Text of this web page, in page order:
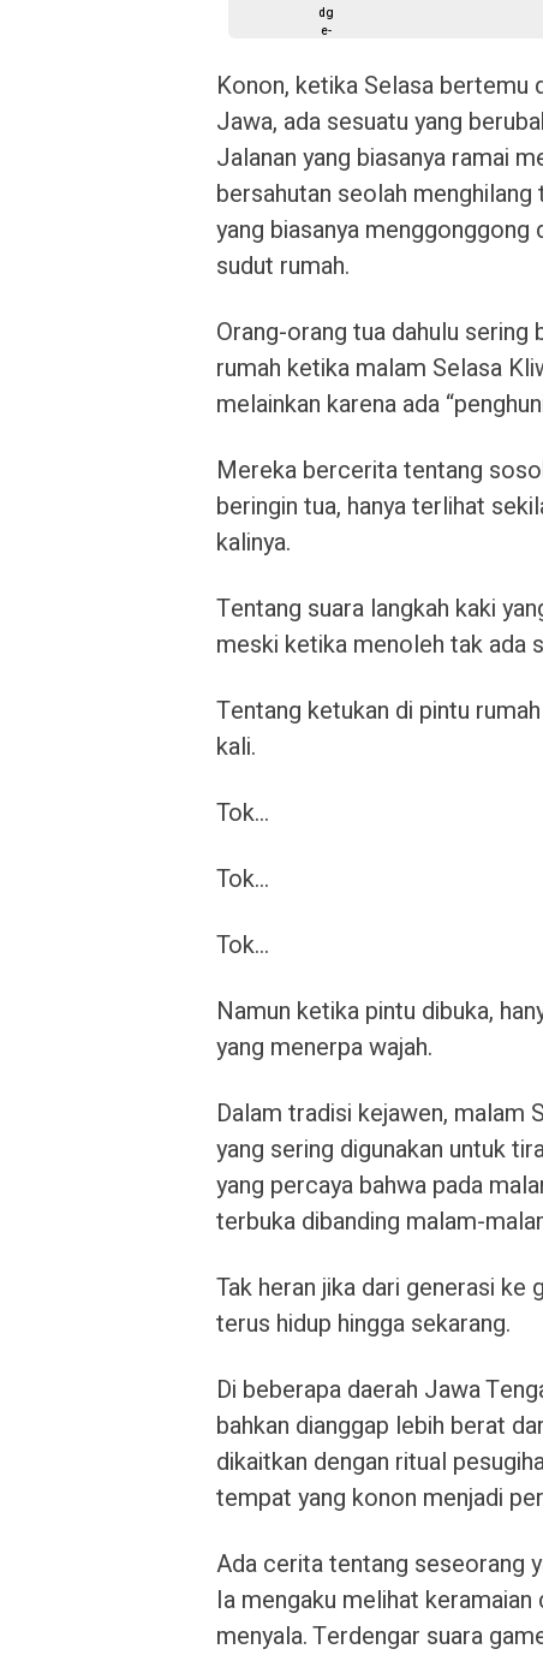
Konon, ketika Selasa bertemu
Jawa, ada sesuatu yang
Jalanan yang biasanya ramai
bersahutan seolah menghilang
yang biasanya
sudut rumah.
Orang-orang tua dahulu
rumah ketika malam Selasa
melainkan karena ada
Mereka bercerita tentang
beringin tua, hanya terlihat
kalinya.
Tentang suara langkah kaki
meski ketika menoleh tak ada
Tentang ketukan di pintu
kali.
Tok…
Tok…
Tok…
Namun ketika pintu dibuka,
yang menerpa wajah.
Dalam tradisi kejawen, malam
yang sering digunakan untuk
yang percaya bahwa pada
terbuka dibanding malam-
Tak heran jika dari generasi ke
terus hidup hingga sekarang.
Di beberapa daerah Jawa
bahkan dianggap lebih berat
dikaitkan dengan ritual
tempat yang konon menjadi
Ada cerita tentang seseorang
Ia mengaku melihat
menyala. Terdengar suara